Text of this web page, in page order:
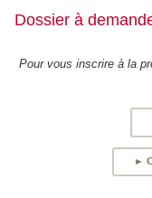
Dossier à
Pour vous inscrire à la
►